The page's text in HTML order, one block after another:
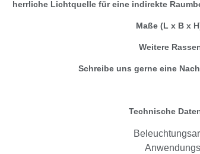
herrliche Lichtquelle für eine indirekte
Maße (L x B x
Weitere
Schreibe uns gerne eine
Technische